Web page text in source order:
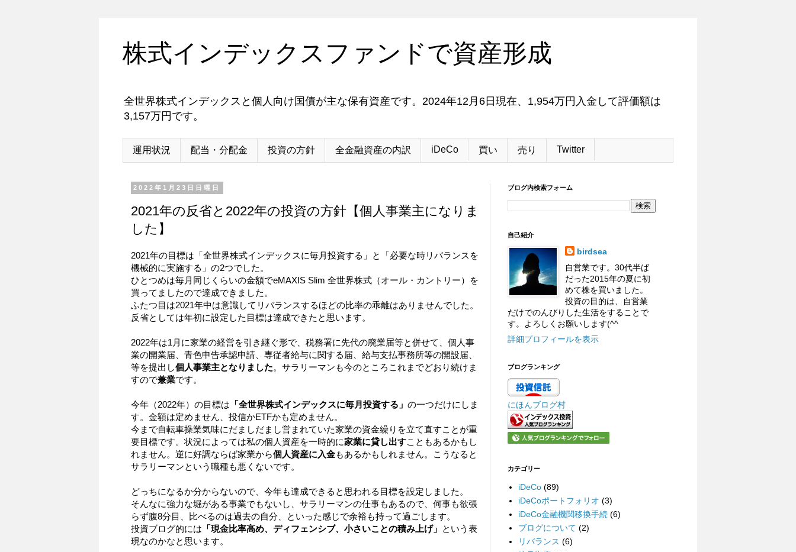
株式インデックスファンドで資産形成
全世界株式インデックスと個人向け国債が主な保有資産です。2024年12月6日現在、1,954万円入金して評価額は
3,157万円です。
運用状況 配当・分配金 投資の方針 全金融資産の内訳 iDeCo 買い 売り Twitter
2022年1月23日日曜日
2021年の反省と2022年の投資の方針【個人事業主になりま
した】
2021年の目標は「全世界株式インデックスに毎月投資する」と「必要な時リバランスを
機械的に実施する」の2つでした。
ひとつめは毎月同じくらいの金額でeMAXIS Slim 全世界株式（オール・カントリー）を
買ってましたので達成できました。
ふたつ目は2021年中は意識してリバランスするほどの比率の乖離はありませんでした。
反省としては年初に設定した目標は達成できたと思います。
2022年は1月に家業の経営を引き継ぐ形で、税務署に先代の廃業届等と併せて、個人事
業の開業届、青色申告承認申請、専従者給与に関する届、給与支払事務所等の開設届、
等を提出し個人事業主となりました。サラリーマンも今のところこれまでどおり続けま
すので兼業です。
今年（2022年）の目標は 「全世界株式インデックスに毎月投資する」 の一つだけにしま
す。金額は定めません、投信かETFかも定めません。
今まで自転車操業気味にだましだまし営まれていた家業の資金繰りを立て直すことが重
要目標です。状況によっては私の個人資産を一時的に家業に貸し出すこともあるかもし
れません。逆に好調ならば家業から個人資産に入金もあるかもしれません。こうなると
サラリーマンという職種も悪くないです。
どっちになるか分からないので、今年も達成できると思われる目標を設定しました。
そんなに強力な堀がある事業でもないし、サラリーマンの仕事もあるので、何事も欲張
らず腹8分目、比べるのは過去の自分、といった感じで余裕も持って過ごします。
投資ブログ的には 「現金比率高め、ディフェンシブ、小さいことの積み上げ」 という表
現なのかなと思います。
ブログ内検索フォーム
自己紹介
birdsea
自営業です。30代半ば
だった2015年の夏に初
めて株を買いました。
投資の目的は、自営業
だけでのんびりした生活をすることで
す。よろしくお願いします(^^
詳細プロフィールを表示
ブログランキング
にほんブログ村
カテゴリー
iDeCo (89)
iDeCoポートフォリオ (3)
iDeCo金融機関移換手続 (6)
ブログについて (2)
リバランス (6)